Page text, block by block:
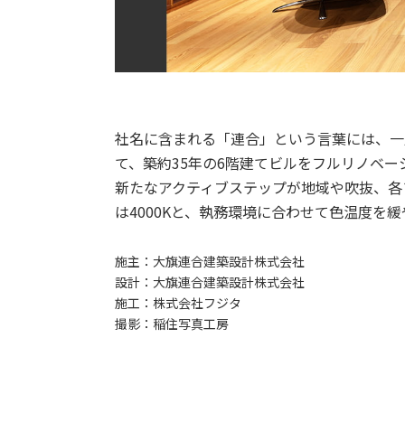
社名に含まれる「連合」という言葉には、
て、築約35年の6階建てビルをフルリノベー
新たなアクティブステップが地域や吹抜、
は4000Kと、執務環境に合わせて色温度を
施主： 大旗連合建築設計株式会社
設計： 大旗連合建築設計株式会社
施工： 株式会社フジタ
撮影： 稲住写真工房